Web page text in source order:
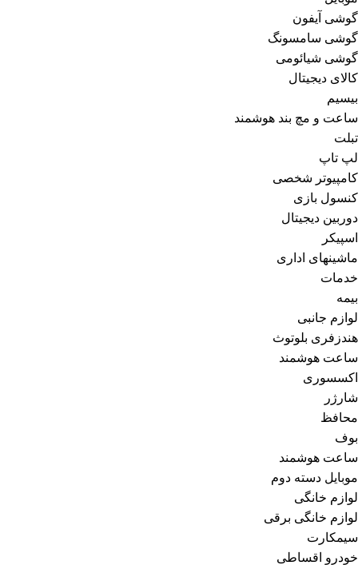
گوشی آیفون
گوشی سامسونگ
گوشی شیائومی
کالای دیجیتال
بیسیم
ساعت و مچ بند هوشمند
تبلت
لپ تاپ
کامپیوتر شخصی
کنسول بازی
دوربین دیجیتال
اسپیکر
ماشینهای اداری
خدمات
بیمه
لوازم جانبی
هندزفری بلوتوث
ساعت هوشمند
اکسسوری
شارژر
محافظ
بوف
ساعت هوشمند
موبایل دسته دوم
لوازم خانگی
لوازم خانگی برقی
سیمکارت
خودرو اقساطی